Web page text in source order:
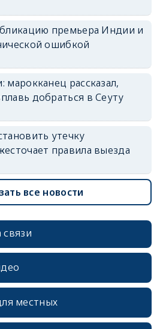
премьера Индии и
ошибкой
марокканец рассказал,
добраться в Сеуту
утечку
правила выезда
все новости
связи
местных